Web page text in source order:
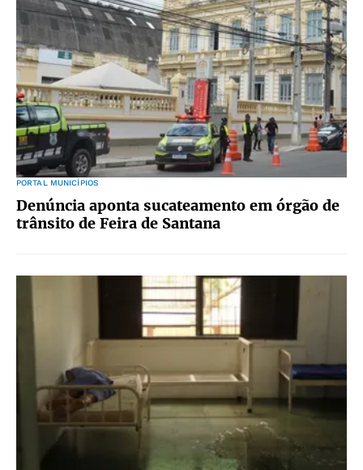
PORTAL MUNICÍPIOS
Denúncia aponta sucateamento em órgão de
trânsito de Feira de Santana